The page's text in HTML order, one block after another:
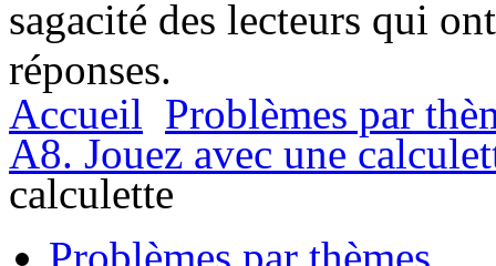
sagacité des lecteurs qui
réponses.
Accueil Problèmes par
A8. Jouez avec une
calculette